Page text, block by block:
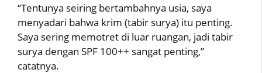
“Tentunya seiring bertambahnya usia, saya
menyadari bahwa krim (tabir surya) itu penting.
Saya sering memotret di luar ruangan, jadi tabir
surya dengan SPF 100++ sangat penting,”
catatnya.